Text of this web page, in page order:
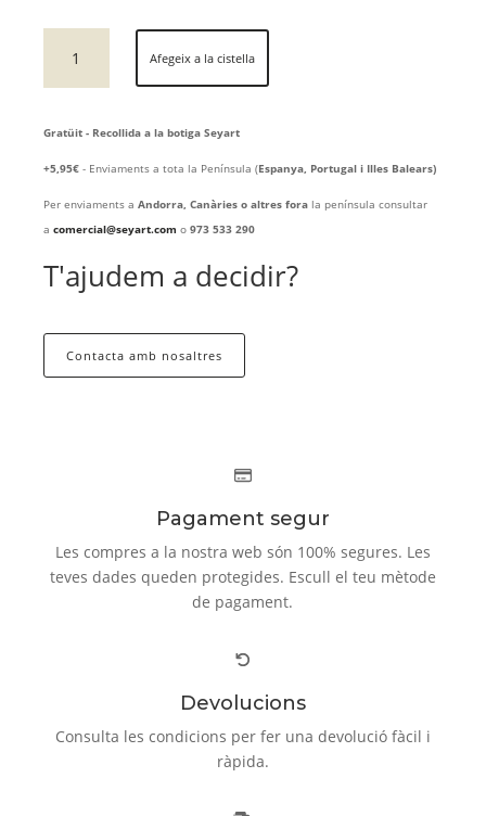
collaret
plata
de
GAIA
Afegeix a la cistella
Gratüit - Recollida a la botiga Seyart
+5,95€ - Enviaments a tota la Península (Espanya, Portugal i Illes Balears)
Per enviaments aAndorra, Canàries o altres fora la península consultar
acomercial@seyart.com o973 533 290
T'ajudem a decidir?
Contacta amb nosaltres
Pagament segur
Les compres a la nostra web són 100% segures. Les
teves dades queden protegides. Escull el teu mètode
de pagament.
Devolucions
Consulta les condicions per fer una devolució fàcil i
ràpida.